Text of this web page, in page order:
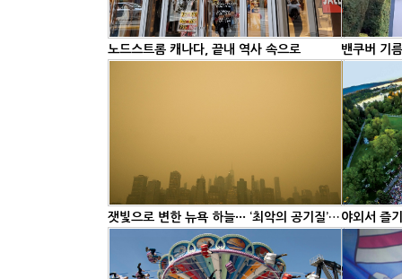
노드스트롬 캐나다, 끝내 역사 속으로 밴쿠버 기
잿빛으로 변한 뉴욕 하늘··· ‘최악의 공기질’ 1위